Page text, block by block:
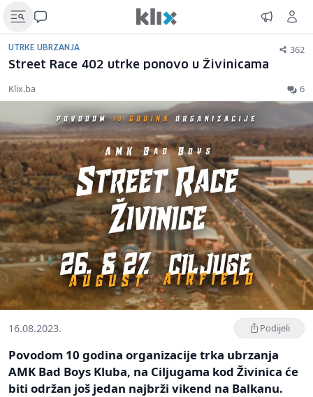
UTRKE UBRZANJA 362
Street Race 402 utrke ponovo u Živinicama
Klix.ba 6
16.08.2023. Podijeli
Povodom 10 godina organizacije trka ubrzanja
AMK Bad Boys Kluba, na Ciljugama kod Živinica će
biti održan još jedan najbrži vikend na Balkanu.